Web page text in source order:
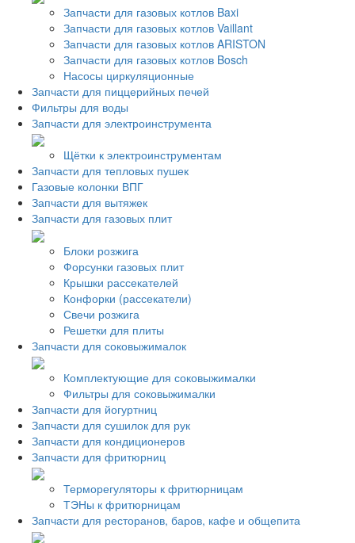
Запчасти для газовых котлов Baxi
Запчасти для газовых котлов Vaillant
Запчасти для газовых котлов ARISTON
Запчасти для газовых котлов Bosch
Насосы циркуляционные
Запчасти для пиццерийных печей
Фильтры для воды
Запчасти для электроинструмента
Щётки к электроинструментам
Запчасти для тепловых пушек
Газовые колонки ВПГ
Запчасти для вытяжек
Запчасти для газовых плит
Блоки розжига
Форсунки газовых плит
Крышки рассекателей
Конфорки (рассекатели)
Свечи розжига
Решетки для плиты
Запчасти для соковыжималок
Комплектующие для соковыжималки
Фильтры для соковыжималки
Запчасти для йогуртниц
Запчасти для сушилок для рук
Запчасти для кондиционеров
Запчасти для фритюрниц
Терморегуляторы к фритюрницам
ТЭНы к фритюрницам
Запчасти для ресторанов, баров, кафе и общепита